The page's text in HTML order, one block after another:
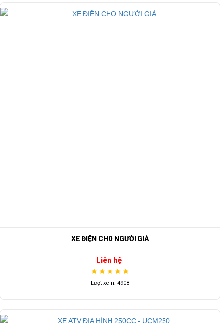
XE ĐIỆN CHO NGƯỜI GIÀ
Liên hệ
Lượt xem: 4908